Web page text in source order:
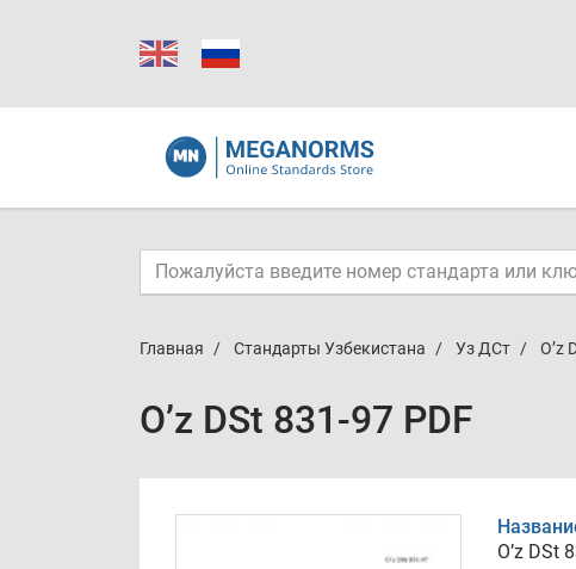
Главная Стандарты Узбекистана Уз ДСт O’z
O’z DSt 831-97 PDF
O’z DSt